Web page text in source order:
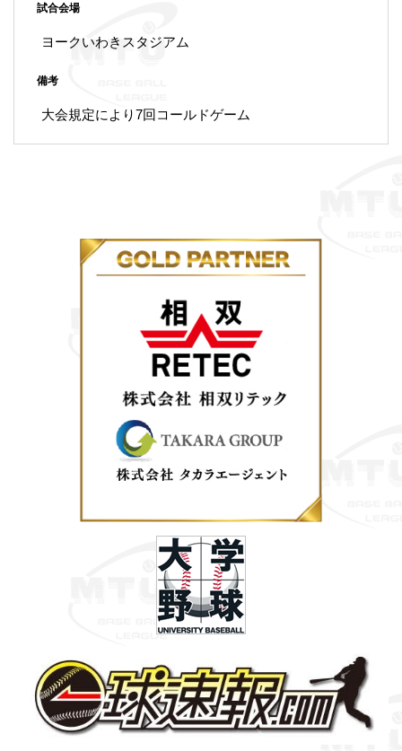
試合会場
ヨークいわきスタジアム
備考
大会規定により7回コールドゲーム